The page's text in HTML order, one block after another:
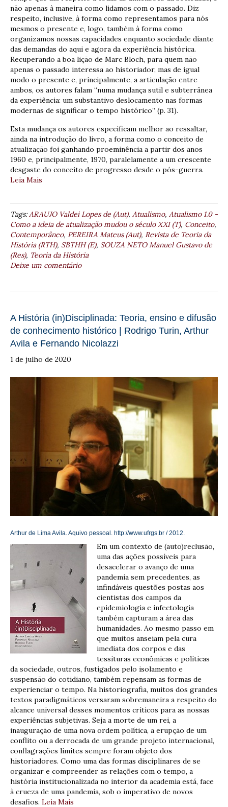
não apenas à maneira como lidamos com o passado. Diz
respeito, inclusive, à forma como representamos para nós
mesmos o presente e, logo, também à forma como
organizamos nossas capacidades enquanto sociedade diante
das demandas do aqui e agora da experiência histórica.
Recuperando a boa lição de Marc Bloch, para quem não
apenas o passado interessa ao historiador, mas de igual
modo o presente e, principalmente, a articulação entre
ambos, os autores falam “numa mudança sutil e subterrânea
da experiência: um substantivo deslocamento nas formas
modernas de significar o tempo histórico” (p. 31).
Esta mudança os autores especificam melhor ao ressaltar,
ainda na introdução do livro, a forma como o conceito de
atualização foi ganhando proeminência a partir dos anos
1960 e, principalmente, 1970, paralelamente a um crescente
desgaste do conceito de progresso desde o pós-guerra.
Leia Mais
Tags:ARAUJO Valdei Lopes de (Aut), Atualismo, Atualismo 1.0 -
Como a ideia de atualização mudou o século XXI (T), Conceito,
Contemporâneo, PEREIRA Mateus (Aut), Revista de Teoria da
História (RTH), SBTHH (E), SOUZA NETO Manuel Gustavo de
(Res), Teoria da História
Deixe um comentário
A História (in)Disciplinada: Teoria, ensino e difusão
de conhecimento histórico | Rodrigo Turin, Arthur
Avila e Fernando Nicolazzi
1 de julho de 2020
Arthur de Lima Avila. Aquivo pessoal. http://www.ufrgs.br / 2012.
Em um contexto de (auto)reclusão,
uma das ações possíveis para
desacelerar o avanço de uma
pandemia sem precedentes, as
infindáveis questões postas aos
cientistas dos campos da
epidemiologia e infectologia
também capturam a área das
humanidades. Ao mesmo passo em
que muitos anseiam pela cura
imediata dos corpos e das
tessituras econômicas e políticas
da sociedade, outros, fustigados pelo isolamento e
suspensão do cotidiano, também repensam as formas de
experienciar o tempo. Na historiografia, muitos dos grandes
textos paradigmáticos versaram sobremaneira a respeito do
alcance universal desses momentos críticos para as nossas
experiências subjetivas. Seja a morte de um rei, a
inauguração de uma nova ordem política, a erupção de um
conflito ou a derrocada de um grande projeto internacional,
conflagrações limites sempre foram objeto dos
historiadores. Como uma das formas disciplinares de se
organizar e compreender as relações com o tempo, a
história institucionalizada no interior da academia está, face
à crueza de uma pandemia, sob o imperativo de novos
desafios. Leia Mais